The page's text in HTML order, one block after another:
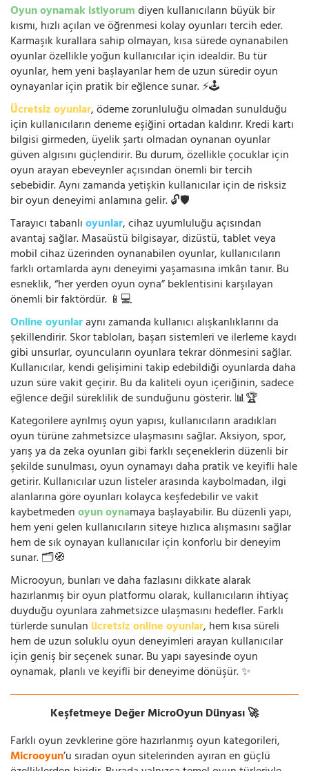
Oyun oynamak istiyorumdiyen kullanıcıların büyük bir
kısmı, hızlı açılan ve öğrenmesi kolay oyunları tercih eder.
Karmaşık kurallara sahip olmayan, kısa sürede oynanabilen
oyunlar özellikle yoğun kullanıcılar için idealdir. Bu tür
oyunlar, hem yeni başlayanlar hem de uzun süredir oyun
oynayanlar için pratik bir eğlence sunar. ⚡🕹️
Ücretsiz oyunlar, ödeme zorunluluğu olmadan sunulduğu
için kullanıcıların deneme eşiğini ortadan kaldırır. Kredi kartı
bilgisi girmeden, üyelik şartı olmadan oynanan oyunlar
güven algısını güçlendirir. Bu durum, özellikle çocuklar için
oyun arayan ebeveynler açısından önemli bir tercih
sebebidir. Aynı zamanda yetişkin kullanıcılar için de risksiz
bir oyun deneyimi anlamına gelir. 🔓🛡️
Tarayıcı tabanlıoyunlar, cihaz uyumluluğu açısından
avantaj sağlar. Masaüstü bilgisayar, dizüstü, tablet veya
mobil cihaz üzerinden oynanabilen oyunlar, kullanıcıların
farklı ortamlarda aynı deneyimi yaşamasına imkân tanır. Bu
esneklik, “her yerden oyun oyna” beklentisini karşılayan
önemli bir faktördür. 📱💻
Online oyunlaraynı zamanda kullanıcı alışkanlıklarını da
şekillendirir. Skor tabloları, başarı sistemleri ve ilerleme kaydı
gibi unsurlar, oyuncuların oyunlara tekrar dönmesini sağlar.
Kullanıcılar, kendi gelişimini takip edebildiği oyunlarda daha
uzun süre vakit geçirir. Bu da kaliteli oyun içeriğinin, sadece
eğlence değil süreklilik de sunduğunu gösterir. 📊🏆
Kategorilere ayrılmış oyun yapısı, kullanıcıların aradıkları
oyun türüne zahmetsizce ulaşmasını sağlar. Aksiyon, spor,
yarış ya da zeka oyunları gibi farklı seçeneklerin düzenli bir
şekilde sunulması, oyun oynamayı daha pratik ve keyifli hale
getirir. Kullanıcılar uzun listeler arasında kaybolmadan, ilgi
alanlarına göre oyunları kolayca keşfedebilir ve vakit
kaybetmedenoyun oynamaya başlayabilir. Bu düzenli yapı,
hem yeni gelen kullanıcıların siteye hızlıca alışmasını sağlar
hem de sık oynayan kullanıcılar için konforlu bir deneyim
sunar. 🗂️🧭
Microoyun, bunları ve daha fazlasını dikkate alarak
hazırlanmış bir oyun platformu olarak, kullanıcıların ihtiyaç
duyduğu oyunlara zahmetsizce ulaşmasını hedefler. Farklı
türlerde sunulan ücretsiz online oyunlar, hem kısa süreli
hem de uzun soluklu oyun deneyimleri arayan kullanıcılar
için geniş bir seçenek sunar. Bu yapı sayesinde oyun
oynamak, planlı ve keyifli bir deneyime dönüşür. ✨
Keşfetmeye Değer MicroOyun Dünyası 🚀
Farklı oyun zevklerine göre hazırlanmış oyun kategorileri,
Microoyun’u sıradan oyun sitelerinden ayıran en güçlü